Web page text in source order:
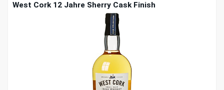
West Cork 12 Jahre Sherry Cask Finish